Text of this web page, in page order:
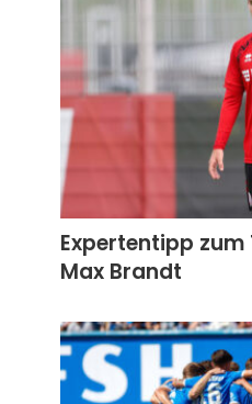
Expertentipp zum
Max Brandt